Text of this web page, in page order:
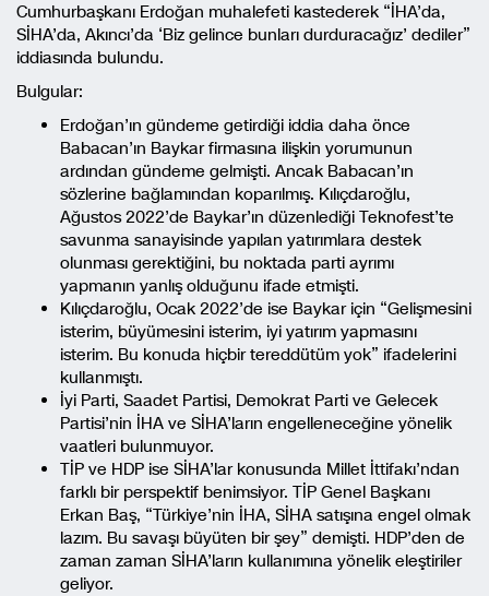
Cumhurbaşkanı Erdoğan muhalefeti kastederek “İHA’da,
SİHA’da, Akıncı’da ‘Biz gelince bunları durduracağız’ dediler”
iddiasında bulundu.
Bulgular:
Erdoğan’ın gündeme getirdiği iddia daha önce
Babacan’ın Baykar firmasına ilişkin yorumunun
ardından gündeme gelmişti. Ancak Babacan’ın
sözlerine bağlamından koparılmış. Kılıçdaroğlu,
Ağustos 2022’de Baykar’ın düzenlediği Teknofest’te
savunma sanayisinde yapılan yatırımlara destek
olunması gerektiğini, bu noktada parti ayrımı
yapmanın yanlış olduğunu ifade etmişti.
Kılıçdaroğlu, Ocak 2022’de ise Baykar için “Gelişmesini
isterim, büyümesini isterim, iyi yatırım yapmasını
isterim. Bu konuda hiçbir tereddütüm yok” ifadelerini
kullanmıştı.
İyi Parti, Saadet Partisi, Demokrat Parti ve Gelecek
Partisi’nin İHA ve SİHA’ların engelleneceğine yönelik
vaatleri bulunmuyor.
TİP ve HDP ise SİHA’lar konusunda Millet İttifakı’ndan
farklı bir perspektif benimsiyor. TİP Genel Başkanı
Erkan Baş, “Türkiye’nin İHA, SİHA satışına engel olmak
lazım. Bu savaşı büyüten bir şey” demişti. HDP’den de
zaman zaman SİHA’ların kullanımına yönelik eleştiriler
geliyor.